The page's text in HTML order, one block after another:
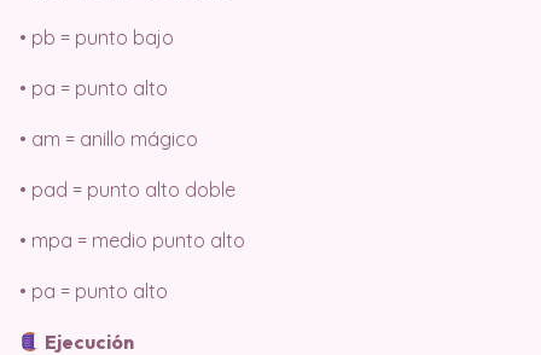
• pb = punto bajo
• pa = punto alto
• am = anillo mágico
• pad = punto alto doble
• mpa = medio punto alto
• pa = punto alto
Ejecución